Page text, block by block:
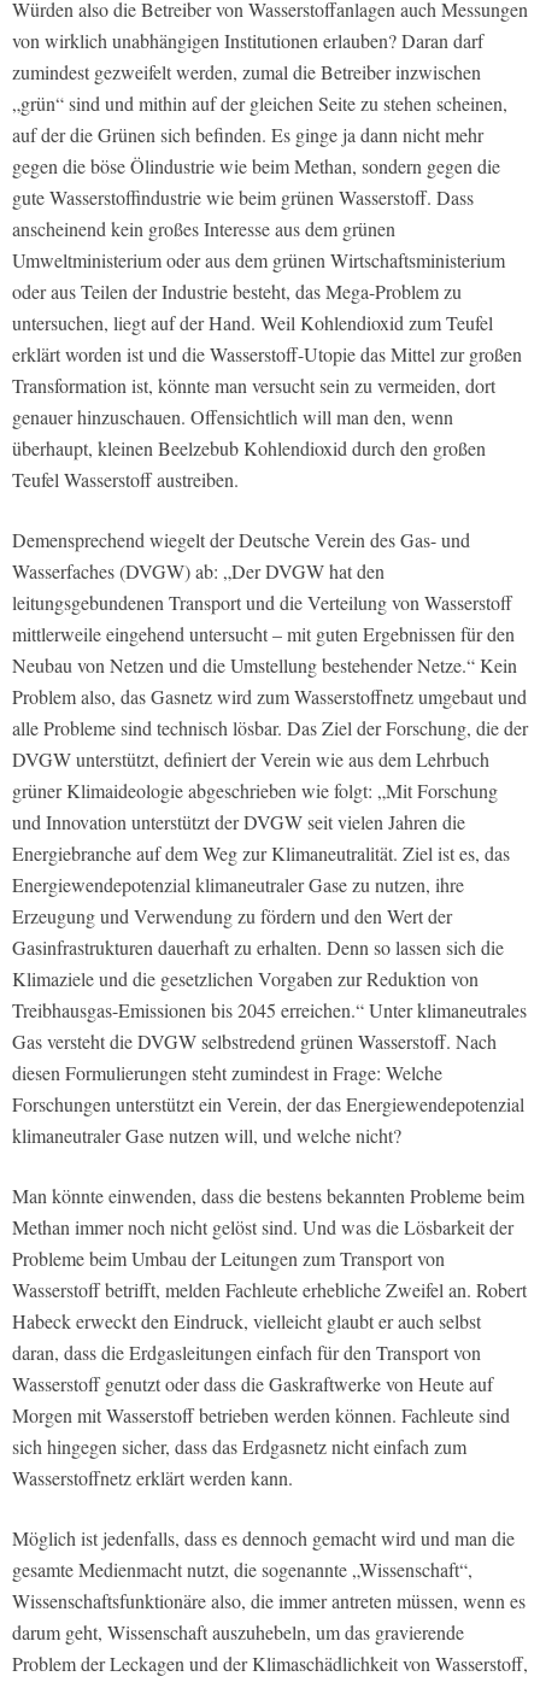
Würden also die Betreiber von Wasserstoffanlagen auch Messungen
von wirklich unabhängigen Institutionen erlauben? Daran darf
zumindest gezweifelt werden, zumal die Betreiber inzwischen
„grün“ sind und mithin auf der gleichen Seite zu stehen scheinen,
auf der die Grünen sich befinden. Es ginge ja dann nicht mehr
gegen die böse Ölindustrie wie beim Methan, sondern gegen die
gute Wasserstoffindustrie wie beim grünen Wasserstoff. Dass
anscheinend kein großes Interesse aus dem grünen
Umweltministerium oder aus dem grünen Wirtschaftsministerium
oder aus Teilen der Industrie besteht, das Mega-Problem zu
untersuchen, liegt auf der Hand. Weil Kohlendioxid zum Teufel
erklärt worden ist und die Wasserstoff-Utopie das Mittel zur großen
Transformation ist, könnte man versucht sein zu vermeiden, dort
genauer hinzuschauen. Offensichtlich will man den, wenn
überhaupt, kleinen Beelzebub Kohlendioxid durch den großen
Teufel Wasserstoff austreiben.
Demensprechend wiegelt der Deutsche Verein des Gas- und
Wasserfaches (DVGW) ab: „Der DVGW hat den
leitungsgebundenen Transport und die Verteilung von Wasserstoff
mittlerweile eingehend untersucht – mit guten Ergebnissen für den
Neubau von Netzen und die Umstellung bestehender Netze.“ Kein
Problem also, das Gasnetz wird zum Wasserstoffnetz umgebaut und
alle Probleme sind technisch lösbar. Das Ziel der Forschung, die der
DVGW unterstützt, definiert der Verein wie aus dem Lehrbuch
grüner Klimaideologie abgeschrieben wie folgt: „Mit Forschung
und Innovation unterstützt der DVGW seit vielen Jahren die
Energiebranche auf dem Weg zur Klimaneutralität. Ziel ist es, das
Energiewendepotenzial klimaneutraler Gase zu nutzen, ihre
Erzeugung und Verwendung zu fördern und den Wert der
Gasinfrastrukturen dauerhaft zu erhalten. Denn so lassen sich die
Klimaziele und die gesetzlichen Vorgaben zur Reduktion von
Treibhausgas-Emissionen bis 2045 erreichen.“ Unter klimaneutrales
Gas versteht die DVGW selbstredend grünen Wasserstoff. Nach
diesen Formulierungen steht zumindest in Frage: Welche
Forschungen unterstützt ein Verein, der das Energiewendepotenzial
klimaneutraler Gase nutzen will, und welche nicht?
Man könnte einwenden, dass die bestens bekannten Probleme beim
Methan immer noch nicht gelöst sind. Und was die Lösbarkeit der
Probleme beim Umbau der Leitungen zum Transport von
Wasserstoff betrifft, melden Fachleute erhebliche Zweifel an. Robert
Habeck erweckt den Eindruck, vielleicht glaubt er auch selbst
daran, dass die Erdgasleitungen einfach für den Transport von
Wasserstoff genutzt oder dass die Gaskraftwerke von Heute auf
Morgen mit Wasserstoff betrieben werden können. Fachleute sind
sich hingegen sicher, dass das Erdgasnetz nicht einfach zum
Wasserstoffnetz erklärt werden kann.
Möglich ist jedenfalls, dass es dennoch gemacht wird und man die
gesamte Medienmacht nutzt, die sogenannte „Wissenschaft“,
Wissenschaftsfunktionäre also, die immer antreten müssen, wenn es
darum geht, Wissenschaft auszuhebeln, um das gravierende
Problem der Leckagen und der Klimaschädlichkeit von Wasserstoff,